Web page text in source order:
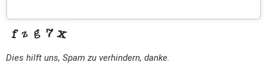
Dies hilft uns, Spam zu verhindern, danke.